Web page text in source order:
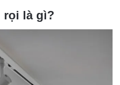
rọi là gì?